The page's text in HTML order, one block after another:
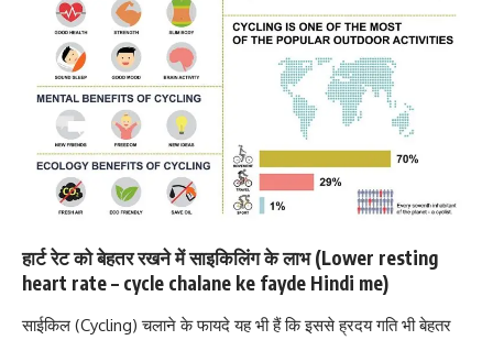
हार्ट रेट को बेहतर रखने में साइकिलिंग के लाभ (Lower resting
heart rate – cycle chalane ke fayde Hindi me)
साईकिल (Cycling) चलाने के फायदे यह भी हैं कि इससे ह्रदय गति भी बेहतर